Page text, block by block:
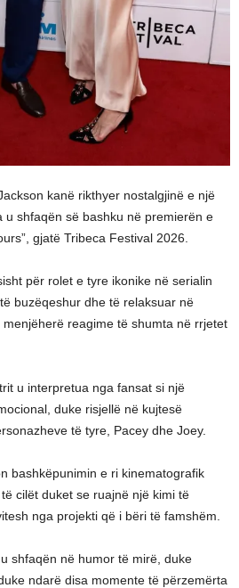
kanë rikthyer nostalgjinë e një
u shfaqën së bashku në premierën e
gjatë Tribeca Festival 2026.
për rolet e tyre ikonike në serialin
të buzëqeshur dhe të relaksuar në
reagime të shumta në rrjetet
u interpretua nga fansat si një
duke risjellë në kujtesë
të tyre, Pacey dhe Joey.
bashkëpunimin e ri kinematografik
cilët duket se ruajnë një kimi të
nga projekti që i bëri të famshëm.
shfaqën në humor të mirë, duke
ndarë disa momente të përzemërta